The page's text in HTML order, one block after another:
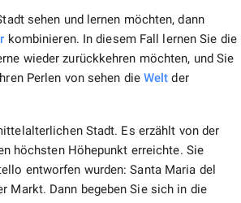
sehen und lernen möchten, dann
kombinieren. In diesem Fall lernen Sie die
wieder zurückkehren möchten, und Sie
Perlen von sehen die Welt der
Stadt. Es erzählt von der
höchsten Höhepunkt erreichte. Sie
entworfen wurden: Santa Maria del
Markt. Dann begeben Sie sich in die